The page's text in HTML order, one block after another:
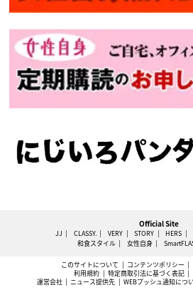
Official Site
JJ CLASSY. VERY STORY HERS
和食スタイル
女性自身
このサイトについて コンテンツポリシー
利用規約
特定商取引法に基づく表記
運営会社
ニュース提供先 WEBプッシュ通知につ